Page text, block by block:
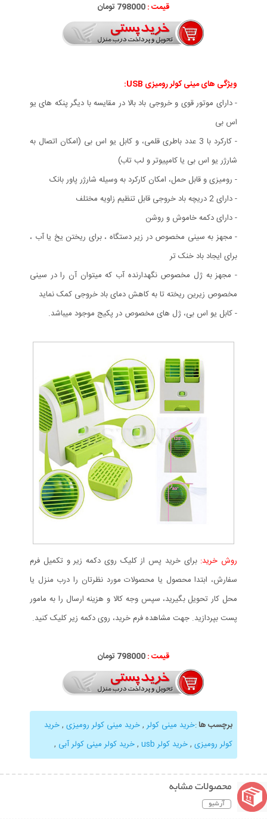
قیمت :798000 تومان
ویژگی های مينی كولر روميزی USB:
- دارای موتور قوی و خروجی باد بالا در مقایسه با دیگر پنکه های یو
اس بی
- کارکرد با 3 عدد باطری قلمی، و کابل یو اس بی (امکان اتصال به
شارژر یو اس بی یا کامپیوتر و لب تاب)
- رومیزی و قابل حمل، امکان کارکرد به وسیله شارژر پاور بانک
- دارای 2 دریچه باد خروجی قابل تنظیم زاویه مختلف
- دارای دکمه خاموش و روشن
- مجهز به سینی مخصوص در زیر دستگاه ، برای ریختن یخ یا آب ،
برای ایجاد باد خنک تر
- مجهز به ژل مخصوص نگهدارنده آب که میتوان آن را در سینی
مخصوص زیرین ریخته تا به کاهش دمای باد خروجی کمک نماید
- کابل یو اس بی، ژل های مخصوص در پکیج موجود میباشد.
روش خرید: برای خرید پس از کلیک روی دکمه زیر و تکمیل فرم
سفارش، ابتدا محصول یا محصولات مورد نظرتان را درب منزل یا
محل کار تحویل بگیرید، سپس وجه کالا و هزینه ارسال را به مامور
پست بپردازید. جهت مشاهده فرم خرید، روی دکمه زیر کلیک کنید.
قیمت :798000 تومان
برچسب ها:خرید مینی کولر ,خرید مینی کولر رومیزی ,خرید
کولر رومیزی ,خرید کولر usb ,خرید کولر مینی کولر آبی ,
محصولات مشابه
آرشیو